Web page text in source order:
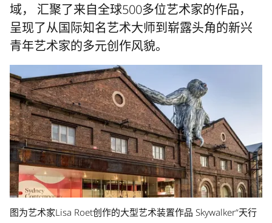
域， 汇聚了来自全球500多位艺术家的作品，
呈现了从国际知名艺术大师到崭露头角的新兴
青年艺术家的多元创作风貌。
图为艺术家Lisa Roet创作的大型艺术装置作品 Skywalker“天行